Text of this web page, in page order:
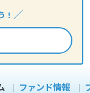
！ ／
ファンド情報